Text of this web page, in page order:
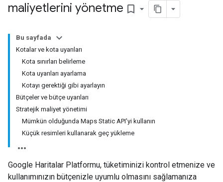
maliyetlerini yönetme bookmark_border
Bu sayfada
Kotalar ve kota uyarıları
Kota sınırları belirleme
Kota uyarıları ayarlama
Kotayı gerektiği gibi ayarlayın
Bütçeler ve bütçe uyarıları
Stratejik maliyet yönetimi
Mümkün olduğunda Maps Static API'yi kullanın
Küçük resimleri kullanarak geç yükleme
Google Haritalar Platformu, tüketiminizi kontrol etmenize ve
kullanımınızın bütçenizle uyumlu olmasını sağlamanıza